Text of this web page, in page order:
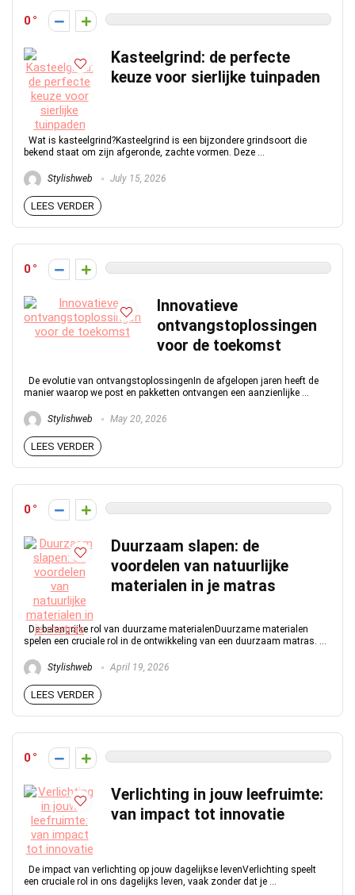
0
Kasteelgrind: de perfecte
keuze voor sierlijke tuinpaden
Wat is kasteelgrind?Kasteelgrind is een bijzondere grindsoort die
bekend staat om zijn afgeronde, zachte vormen. Deze ...
Stylishweb July 15, 2026
LEES VERDER
0
Innovatieve
ontvangstoplossingen
voor de toekomst
De evolutie van ontvangstoplossingenIn de afgelopen jaren heeft de
manier waarop we post en pakketten ontvangen een aanzienlijke ...
Stylishweb May 20, 2026
LEES VERDER
0
Duurzaam slapen: de
voordelen van natuurlijke
materialen in je matras
De belangrijke rol van duurzame materialenDuurzame materialen
spelen een cruciale rol in de ontwikkeling van een duurzaam matras. ...
Stylishweb April 19, 2026
LEES VERDER
0
Verlichting in jouw leefruimte:
van impact tot innovatie
De impact van verlichting op jouw dagelijkse levenVerlichting speelt
een cruciale rol in ons dagelijks leven, vaak zonder dat je ...